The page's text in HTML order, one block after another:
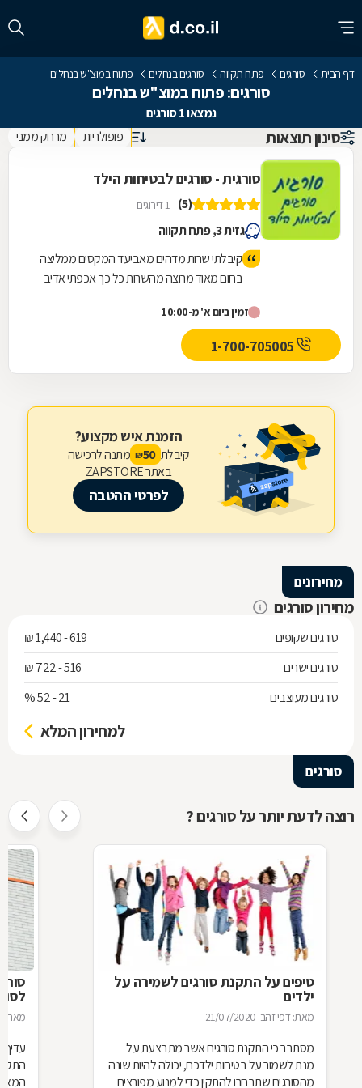
דף הבית סורגים פתח תקווה סורגים בנחלים פתוח במוצ"ש בנחלים
סורגים: פתוח במוצ"ש בנחלים
נמצאו 1 סורגים
סינון תוצאות פופולריות מרחק ממני
סורגית - סורגים לבטיחות הילד
(5) 1 דירוגים
גזית 3, פתח תקווה
קיבלתי שרות מדהים מאביעד המקסים ממליצה
בחום מאוד מרוצה מהשרות כל כך אכפתי אדיב
זמין ביום א' מ-10:00
1-700-705005
הזמנת איש מקצוע?
קיבלת 50
₪ מתנה לרכישה
באתר ZAPSTORE
לפרטי ההטבה
מחירונים
מחירון סורגים
סורגים שקופים
619 - 1,440 ₪
סורגים ישרים
516 - 722 ₪
סורגים מעוצבים
21 - 52 %
למחירון המלא
סורגים
רוצה לדעת יותר על סורגים ?
טיפים על התקנת סורגים לשמירה על
ילדים
מאת: דפי זהב 21/07/2020
מסתבר כי התקנת סורגים אשר מתבצעת על
מנת לשמור על בטיחות ילדכם, יכולה להיות שונה
מהסורגים שתבחרו להתקין כדי למנוע מפורצים
מאת: